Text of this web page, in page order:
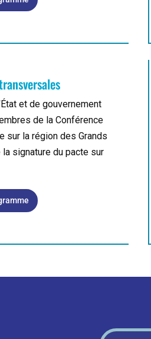
et de gouvernement
de la Conférence
sur la région des Grands
la signature du pacte sur